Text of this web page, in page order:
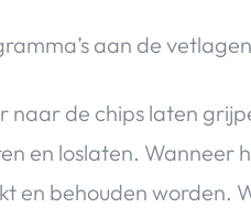
aan de
naar de chips laten
en loslaten. Wanneer
en behouden worden.